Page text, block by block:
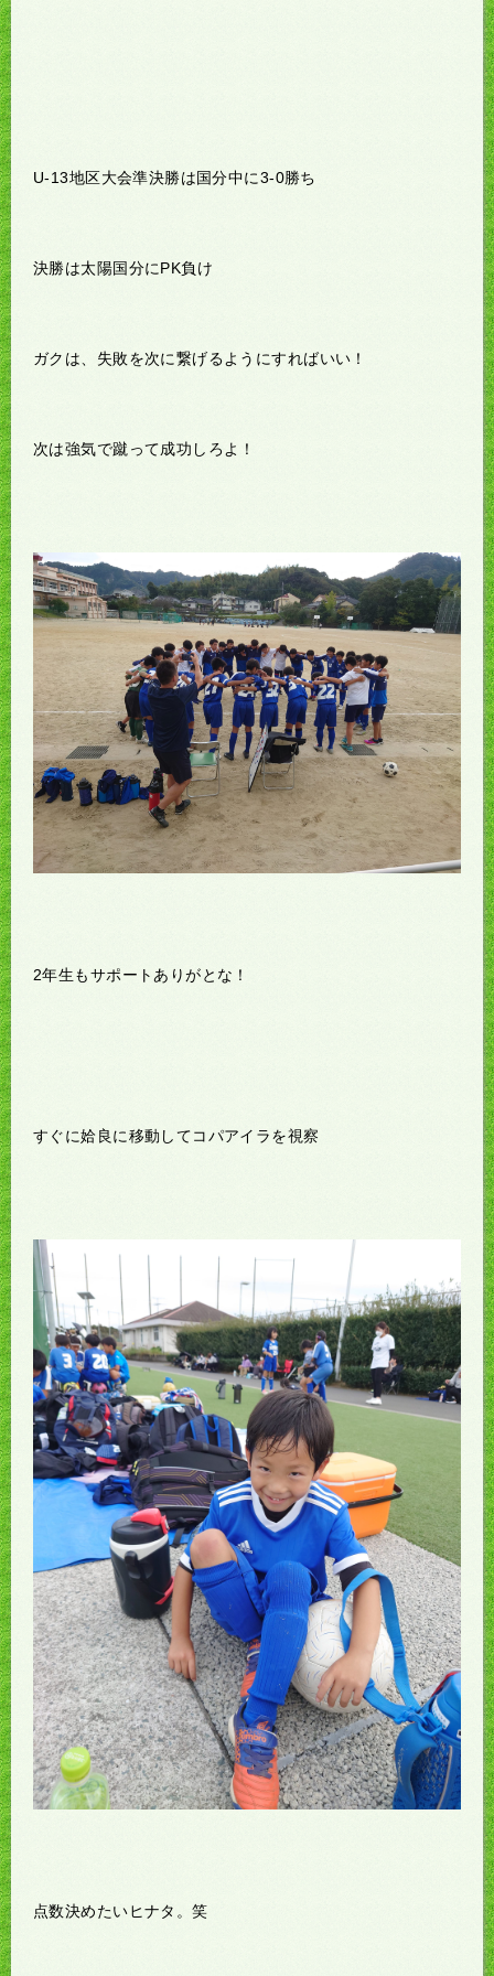
U-13地区大会準決勝は国分中に3-0勝ち
決勝は太陽国分にPK負け
ガクは、失敗を次に繋げるようにすればいい！
次は強気で蹴って成功しろよ！
2年生もサポートありがとな！
すぐに姶良に移動してコパアイラを視察
点数決めたいヒナタ。笑